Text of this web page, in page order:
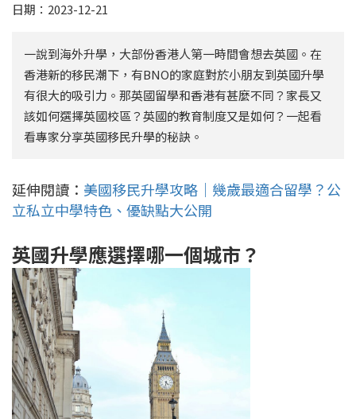
日期：2023-12-21
一說到海外升學，大部份香港人第一時間會想去英國。在
香港新的移民潮下，有BNO的家庭對於小朋友到英國升學
有很大的吸引力。那英國留學和香港有甚麼不同？家長又
該如何選擇英國校區？英國的教育制度又是如何？一起看
看專家分享英國移民升學的秘訣。
延伸閱讀： 美國移民升學攻略｜幾歲最適合留學？公
立私立中學特色、優缺點大公開
英國升學應選擇哪一個城市？